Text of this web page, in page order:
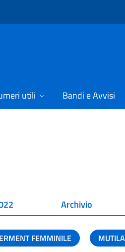
utili Bandi e Avvisi
Archivio
FEMMINILE